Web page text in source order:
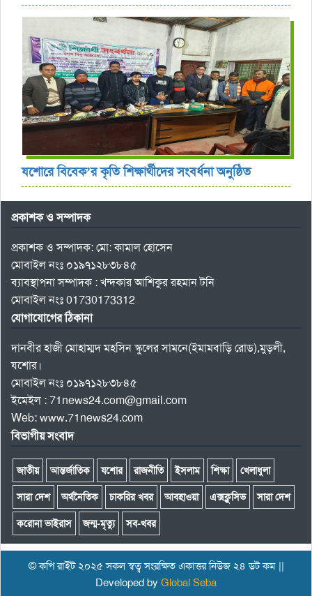
যশোরে বিবেক’র কৃতি শিক্ষার্থীদের সংবর্ধনা অনুষ্ঠিত
প্রকাশক ও সম্পাদক
প্রকাশক ও সম্পাদক: মো: কামাল হোসেন
মোবাইল নংঃ ০১৯৭১২৮৩৮৪৫
ব্যাবস্থাপনা সম্পাদক : খন্দকার আশিকুর রহমান টনি
মোবাইল নংঃ 01730173312
যোগাযোগের ঠিকানা
দানবীর হাজী মোহাম্মদ মহসিন স্কুলের সামনে(ইমামবাড়ি রোড),মুড়লী,
যশোর।
মোবাইল নংঃ ০১৯৭১২৮৩৮৪৫
ইমেইল : 71news24.com@gmail.com
Web: www.71news24.com
বিভাগীয় সংবাদ
জাতীয় আন্তর্জাতিক যশোর রাজনীতি ইসলাম শিক্ষা খেলাধুলা
সারা দেশ অর্থনৈতিক চাকরির খবর আবহাওয়া এক্সক্লুসিভ সারা দেশ
করোনা ভাইরাস জন্ম-মৃত্যু সব-খবর
© কপি রাইট ২০২৫ সকল স্বত্ব সংরক্ষিত একাত্তর নিউজ ২৪ ডট কম ||
Developed by Global Seba